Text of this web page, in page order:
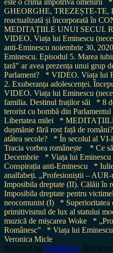
GHEORGHE, TREZEȘTE-TE,
reactualizată și încorporată în
MEDITAȚIILE UNUI SECUI.
VIDEO. Viața lui Eminescu
anti-Eminescu noiembrie 30,
Eminescu. Episodul 5. Marea
țară" ar avea prezența unui grup
Parlament?
* VIDEO. Viața lui
2. Exuberanța adolescenței.
VIDEO. Viața lui Eminescu
familia. Destinul fraților săi
* 8
terorist cu bombă din
Libertatea milei
*
dușmănie fără rost față de
atâtea secole?
* În secolul al VI-
Tracia vorbea românește
* Ce
Decembrie
* Viața lui Eminescu
Conspirația anti-Eminescu
*
analfabeți. „Profesioniștii –
Imposibila dreptate (II). Călăii în
Imposibila dreptate pentru
neocomunist (I)
* Superioritatea
primitivismul de lux al statului
muzică de mișcarea Woke
*
Românesc”
* Viața lui
Veronica Micle
Powered by WordPress. Blackoot